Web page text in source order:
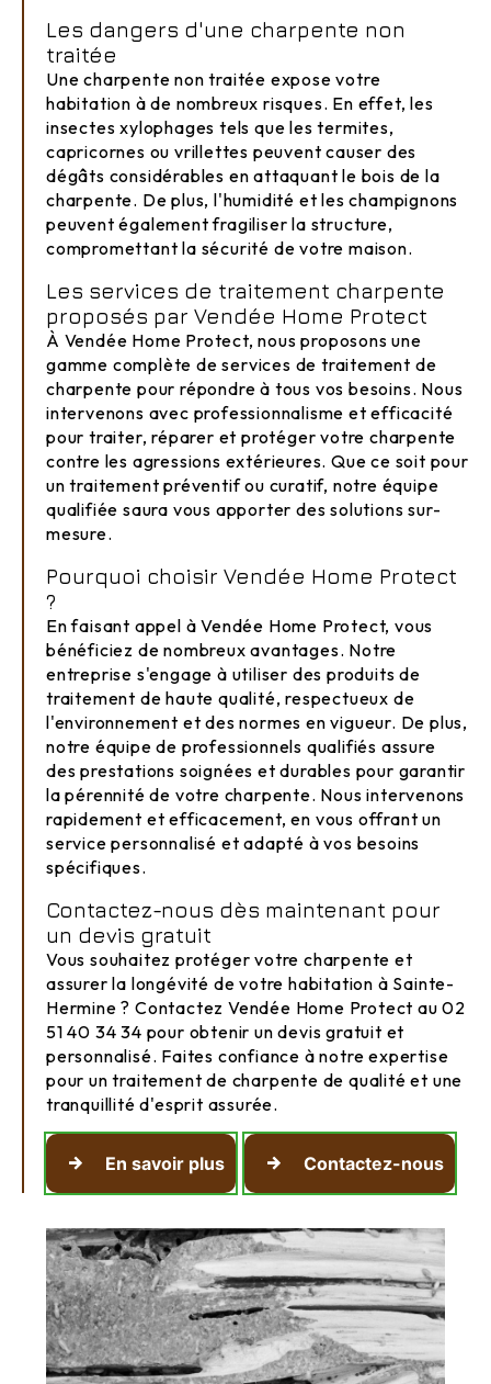
Les dangers d'une charpente non
traitée
Une charpente non traitée expose votre
habitation à de nombreux risques. En effet, les
insectes xylophages tels que les termites,
capricornes ou vrillettes peuvent causer des
dégâts considérables en attaquant le bois de la
charpente. De plus, l'humidité et les champignons
peuvent également fragiliser la structure,
compromettant la sécurité de votre maison.
Les services de traitement charpente
proposés par Vendée Home Protect
À Vendée Home Protect, nous proposons une
gamme complète de services de traitement de
charpente pour répondre à tous vos besoins. Nous
intervenons avec professionnalisme et efficacité
pour traiter, réparer et protéger votre charpente
contre les agressions extérieures. Que ce soit pour
un traitement préventif ou curatif, notre équipe
qualifiée saura vous apporter des solutions sur-
mesure.
Pourquoi choisir Vendée Home Protect
?
En faisant appel à Vendée Home Protect, vous
bénéficiez de nombreux avantages. Notre
entreprise s'engage à utiliser des produits de
traitement de haute qualité, respectueux de
l'environnement et des normes en vigueur. De plus,
notre équipe de professionnels qualifiés assure
des prestations soignées et durables pour garantir
la pérennité de votre charpente. Nous intervenons
rapidement et efficacement, en vous offrant un
service personnalisé et adapté à vos besoins
spécifiques.
Contactez-nous dès maintenant pour
un devis gratuit
Vous souhaitez protéger votre charpente et
assurer la longévité de votre habitation à Sainte-
Hermine ? Contactez Vendée Home Protect au 02
51 40 34 34 pour obtenir un devis gratuit et
personnalisé. Faites confiance à notre expertise
pour un traitement de charpente de qualité et une
tranquillité d'esprit assurée.
En savoir plus Contactez-nous